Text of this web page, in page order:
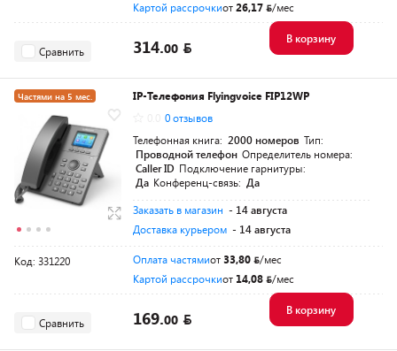
Картой рассрочкиот26,17 /мес
Сравнить 314.00
В корзину
Частями на 5 мес.
IP-Телефония Flyingvoice FIP12WP
0 отзывов
Телефонная книга: 2000 номеров Тип:
Проводной телефон Определитель номера:
Caller ID Подключение гарнитуры:
Да Конференц-связь: Да
Заказать в магазин - 14 августа
Доставка курьером - 14 августа
Код: 331220 Оплата частямиот33,80
/мес
Картой рассрочкиот 14,08 /мес
Сравнить 169.00
В корзину